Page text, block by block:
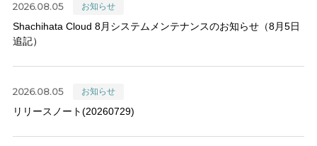
2026.08.05 お知らせ
Shachihata Cloud 8月システムメンテナンスのお知らせ（8月5日
追記）
2026.08.05 お知らせ
リリースノート(20260729)